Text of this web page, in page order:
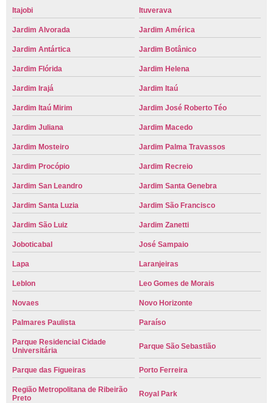
Itajobi Ituverava
Jardim Alvorada Jardim América
Jardim Antártica Jardim Botânico
Jardim Flórida Jardim Helena
Jardim Irajá Jardim Itaú
Jardim Itaú Mirim Jardim José Roberto Téo
Jardim Juliana Jardim Macedo
Jardim Mosteiro Jardim Palma Travassos
Jardim Procópio Jardim Recreio
Jardim San Leandro Jardim Santa Genebra
Jardim Santa Luzia Jardim São Francisco
Jardim São Luiz Jardim Zanetti
Joboticabal José Sampaio
Lapa Laranjeiras
Leblon Leo Gomes de Morais
Novaes Novo Horizonte
Palmares Paulista Paraíso
Parque Residencial Cidade
Universitária
Parque São Sebastião
Parque das Figueiras Porto Ferreira
Região Metropolitana de Ribeirão
Preto
Royal Park